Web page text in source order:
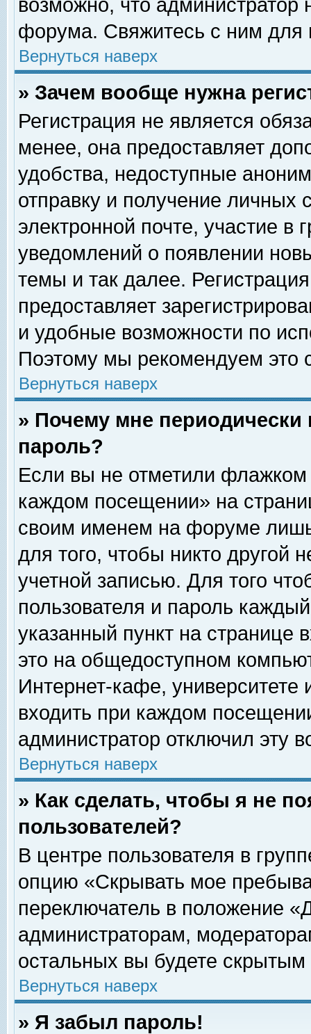
возможно, что
форума. Свяжитесь с ним для
Вернуться наверх
» Зачем вообще нужна
Регистрация не является
менее, она предоставляет
удобства, недоступные
отправку и получение личных
электронной почте, участие в
уведомлений о появлении
темы и так далее.
предоставляет
и удобные возможности по
Поэтому мы рекомендуем это
Вернуться наверх
» Почему мне
пароль?
Если вы не отметили флажком
каждом посещении» на
своим именем на форуме
для того, чтобы никто другой
учетной записью. Для того
пользователя и пароль
указанный пункт на
это на общедоступном
Интернет-кафе, университете
входить при каждом
администратор отключил эту
Вернуться наверх
» Как сделать, чтобы я не
пользователей?
В центре пользователя в
опцию «Скрывать мое
переключатель в положение
администраторам,
остальных вы будете скрытым
Вернуться наверх
» Я забыл пароль!